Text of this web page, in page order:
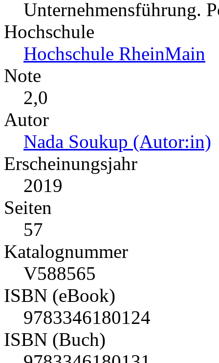
Unternehmensführung.
Hochschule
Hochschule RheinMain
Note
2,0
Autor
Nada Soukup (Autor:in)
Erscheinungsjahr
2019
Seiten
57
Katalognummer
V588565
ISBN (eBook)
9783346180124
ISBN (Buch)